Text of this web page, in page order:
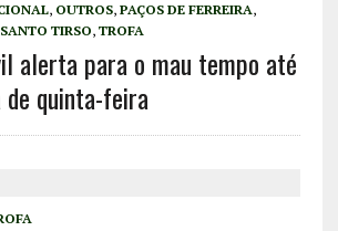
, OUTROS, PAÇOS DE FERREIRA,
SANTO TIRSO, TROFA
alerta para o mau tempo até
quinta-feira